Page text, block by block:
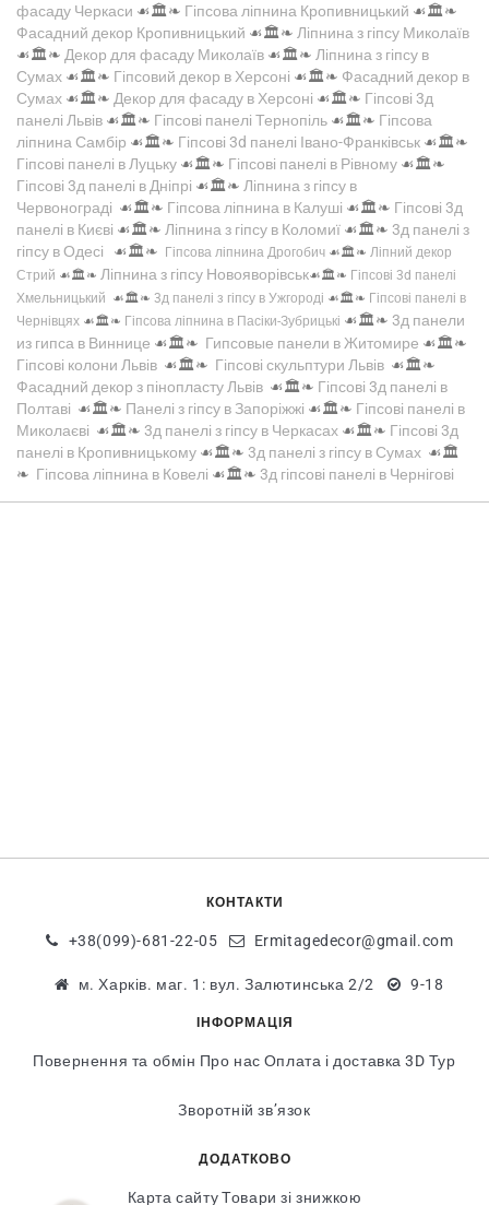
фасаду Черкаси ☙🏛️❧ Гіпсова ліпнина Кропивницький ☙🏛️❧
Фасадний декор Кропивницький ☙🏛️❧ Ліпнина з гіпсу Миколаїв
☙🏛️❧ Декор для фасаду Миколаїв ☙🏛️❧ Ліпнина з гіпсу в
Сумах ☙🏛️❧ Гіпсовий декор в Херсоні ☙🏛️❧ Фасадний декор в
Сумах ☙🏛️❧ Декор для фасаду в Херсоні ☙🏛️❧ Гіпсові 3д
панелі Львів ☙🏛️❧ Гіпсові панелі Тернопіль ☙🏛️❧ Гіпсова
ліпнина Самбір ☙🏛️❧ Гіпсові 3d панелі Івано-Франківськ ☙🏛️❧
Гіпсові панелі в Луцьку ☙🏛️❧ Гіпсові панелі в Рівному ☙🏛️❧
Гіпсові 3д панелі в Дніпрі ☙🏛️❧ Ліпнина з гіпсу в
Червонограді ☙🏛️❧ Гіпсова ліпнина в Калуші ☙🏛️❧ Гіпсові 3д
панелі в Києві ☙🏛️❧ Ліпнина з гіпсу в Коломиї ☙🏛️❧ 3д панелі з
гіпсу в Одесі ☙🏛️❧ Гіпсова ліпнина Дрогобич ☙🏛️❧ Ліпний декор
Стрий ☙🏛️❧ Ліпнина з гіпсу Новояворівськ☙🏛️❧ Гіпсові 3d панелі
Хмельницький ☙🏛️❧ 3д панелі з гіпсу в Ужгороді ☙🏛️❧ Гіпсові панелі в
Чернівцях ☙🏛️❧ Гіпсова ліпнина в Пасіки-Зубрицькі ☙🏛️❧ 3д панели
из гипса в Виннице ☙🏛️❧ Гипсовые панели в Житомире ☙🏛️❧
Гіпсові колони Львів ☙🏛️❧ Гіпсові скульптури Львів ☙🏛️❧
Фасадний декор з пінопласту Львів ☙🏛️❧ Гіпсові 3д панелі в
Полтаві ☙🏛️❧ Панелі з гіпсу в Запоріжжі ☙🏛️❧ Гіпсові панелі в
Миколаєві ☙🏛️❧ 3д панелі з гіпсу в Черкасах ☙🏛️❧ Гіпсові 3д
панелі в Кропивницькому ☙🏛️❧ 3д панелі з гіпсу в Сумах ☙🏛️
❧ Гіпсова ліпнина в Ковелі ☙🏛️❧ 3д гіпсові панелі в Чернігові
КОНТАКТИ
+38(099)-681-22-05 Ermitagedecor@gmail.com
м. Харків. маг. 1: вул. Залютинська 2/2 9-18
ІНФОРМАЦІЯ
Повернення та обмін Про нас Оплата і доставка 3D Тур
Зворотній зв’язок
ДОДАТКОВО
Карта сайту Товари зі знижкою